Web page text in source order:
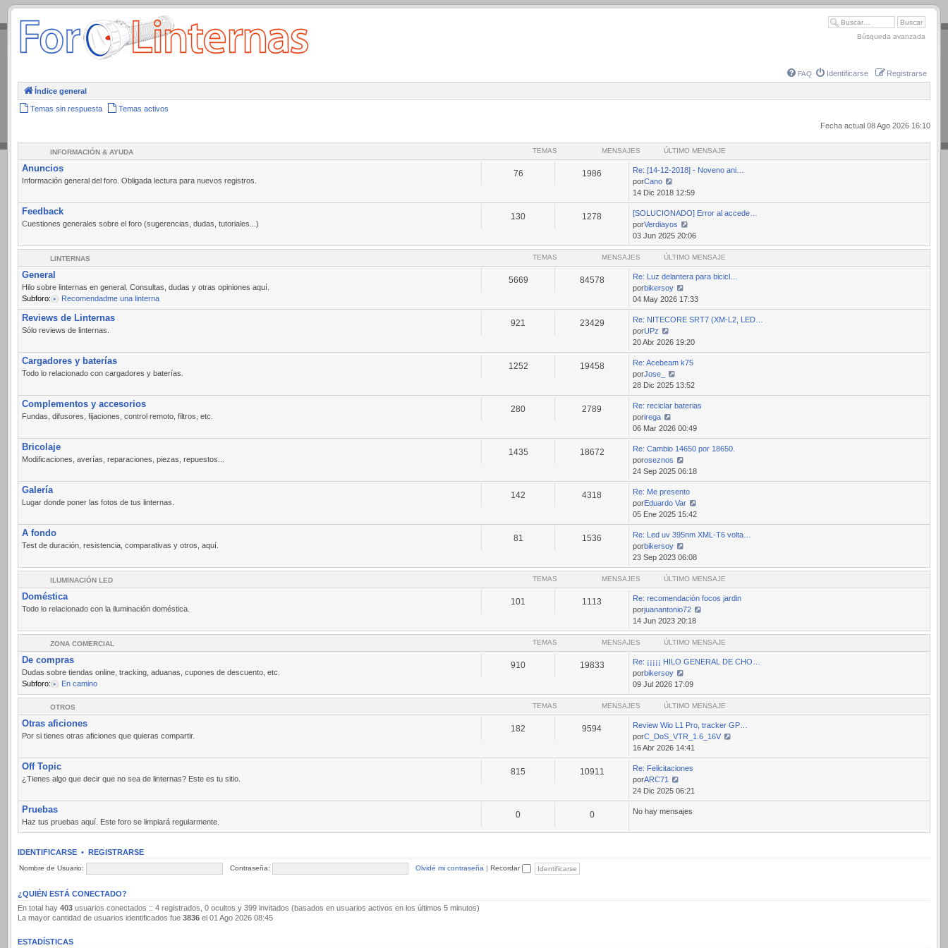
.
Búsqueda avanzada
FAQ Identificarse Registrarse
Índice general
Temas sin respuesta
Temas activos
Fecha actual 08 Ago 2026 16:10
INFORMACIÓN & AYUDA TEMAS MENSAJES ÚLTIMO MENSAJE
Anuncios
Información general del foro. Obligada lectura para nuevos registros.
76 1986
Re: [14-12-2018] - Noveno ani…
porCano
Ver
último
mensaje
14 Dic 2018 12:59
Feedback
Cuestiones generales sobre el foro (sugerencias, dudas, tutoriales...)
130 1278
[SOLUCIONADO] Error al accede…
porVerdiayos
Ver
último
mensaje
03 Jun 2025 20:06
LINTERNAS TEMAS MENSAJES ÚLTIMO MENSAJE
General
Hilo sobre linternas en general. Consultas, dudas y otras opiniones aquí.
Subforo:
Recomendadme una linterna
5669 84578
Re: Luz delantera para bicicl…
porbikersoy
Ver
último
mensaje
04 May 2026 17:33
Reviews de Linternas
Sólo reviews de linternas.
921 23429
Re: NITECORE SRT7 (XM-L2, LED…
porUPz
Ver
último
mensaje
20 Abr 2026 19:20
Cargadores y baterías
Todo lo relacionado con cargadores y baterías.
1252 19458
Re: Acebeam k75
porJose_
Ver
último
mensaje
28 Dic 2025 13:52
Complementos y accesorios
Fundas, difusores, fijaciones, control remoto, filtros, etc.
280 2789
Re: reciclar baterias
porirega
Ver
último
mensaje
06 Mar 2026 00:49
Bricolaje
Modificaciones, averías, reparaciones, piezas, repuestos...
1435 18672
Re: Cambio 14650 por 18650.
poroseznos
Ver
último
mensaje
24 Sep 2025 06:18
Galería
Lugar donde poner las fotos de tus linternas.
142 4318
Re: Me presento
porEduardo Var
Ver
último
mensaje
05 Ene 2025 15:42
A fondo
Test de duración, resistencia, comparativas y otros, aquí.
81 1536
Re: Led uv 395nm XML-T6 volta…
porbikersoy
Ver
último
mensaje
23 Sep 2023 06:08
ILUMINACIÓN LED TEMAS MENSAJES ÚLTIMO MENSAJE
Doméstica
Todo lo relacionado con la iluminación doméstica.
101 1113
Re: recomendación focos jardin
porjuanantonio72
Ver
último
mensaje
14 Jun 2023 20:18
ZONA COMERCIAL TEMAS MENSAJES ÚLTIMO MENSAJE
De compras
Dudas sobre tiendas online, tracking, aduanas, cupones de descuento, etc.
Subforo:
En camino
910 19833
Re: ¡¡¡¡¡ HILO GENERAL DE CHO…
porbikersoy
Ver
último
mensaje
09 Jul 2026 17:09
OTROS TEMAS MENSAJES ÚLTIMO MENSAJE
Otras aficiones
Por si tienes otras aficiones que quieras compartir.
182 9594
Review Wio L1 Pro, tracker GP…
porC_DoS_VTR_1.6_16V
Ver
último
mensaje
16 Abr 2026 14:41
Off Topic
¿Tienes algo que decir que no sea de linternas? Este es tu sitio.
815 10911
Re: Felicitaciones
porARC71
Ver
último
mensaje
24 Dic 2025 06:21
Pruebas
Haz tus pruebas aquí. Este foro se limpiará regularmente.
0 0 No hay mensajes
IDENTIFICARSE • REGISTRARSE
Nombre de Usuario: Contraseña: Olvidé mi contraseña | Recordar
¿QUIÉN ESTÁ CONECTADO?
En total hay 403 usuarios conectados :: 4 registrados, 0 ocultos y 399 invitados (basados en usuarios activos en los últimos 5 minutos)
La mayor cantidad de usuarios identificados fue 3836 el 01 Ago 2026 08:45
ESTADÍSTICAS